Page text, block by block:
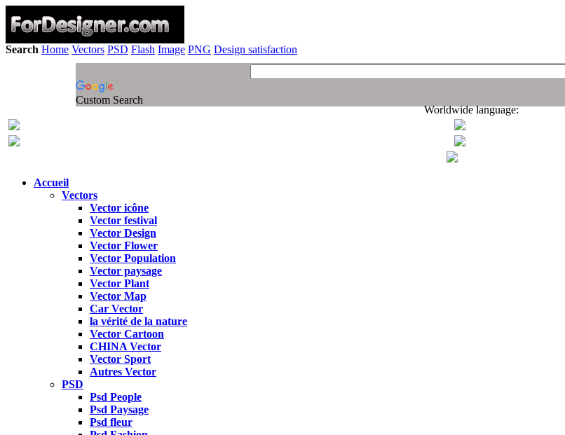
Search Home Vectors PSD Flash Image PNG Design satisfaction
Custom Search
Worldwide language:
Accueil
Vectors
Vector icône
Vector festival
Vector Design
Vector Flower
Vector Population
Vector paysage
Vector Plant
Vector Map
Car Vector
la vérité de la nature
Vector Cartoon
CHINA Vector
Vector Sport
Autres Vector
PSD
Psd People
Psd Paysage
Psd fleur